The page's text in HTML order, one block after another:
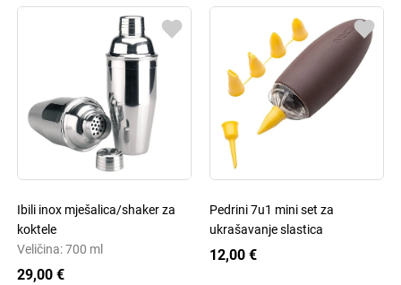
Ibili inox mješalica/shaker za
koktele
Veličina: 700 ml
29,00 €
Pedrini 7u1 mini set za
ukrašavanje slastica
12,00 €